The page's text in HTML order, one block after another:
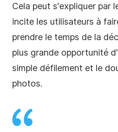
Cela peut s'expliquer par
incite les utilisateurs à
prendre le temps de la
plus grande opportunité
simple défilement et le
photos.